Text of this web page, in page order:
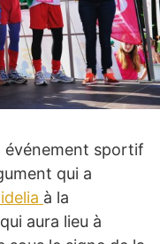
événement sportif
qui a
à la
qui aura lieu à